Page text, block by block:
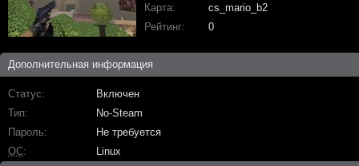
Карта
cs_mario_b2
Рейтинг
0
Дополнительная информация
Статус
Включен
Тип
No-Steam
Пароль
Не требуется
ОС
Linux